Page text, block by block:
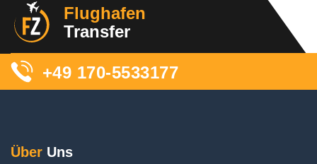
Sind heute morgen abgeholt worden, der Fahrer
hat sich vorher bei uns gemeldet und
zwischendrin auch, fanden wir super. Obwohl wir
und ihn dann nicht gleich gefunden haben
(unsere Schuld), war er super freundlich und hat
Flughafen
Transfer
+49 170-5533177
Über Uns